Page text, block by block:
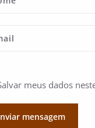
meus dados